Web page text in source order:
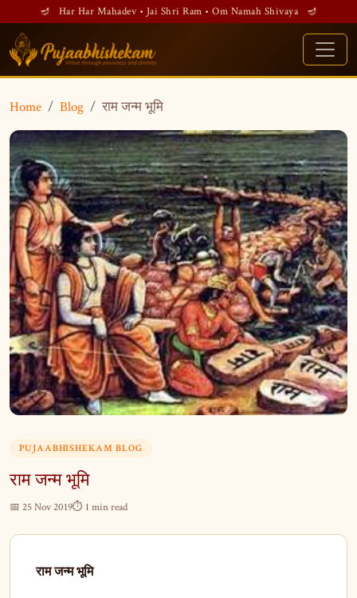
🪔 Har Har Mahadev • Jai Shri Ram • Om Namah Shivaya 🪔
Home Blog राम जन्म भूमि
PUJAABHISHEKAM BLOG
राम जन्म भूमि
📅 25 Nov 2019⏱ 1 min read
रामजन्मभूमि